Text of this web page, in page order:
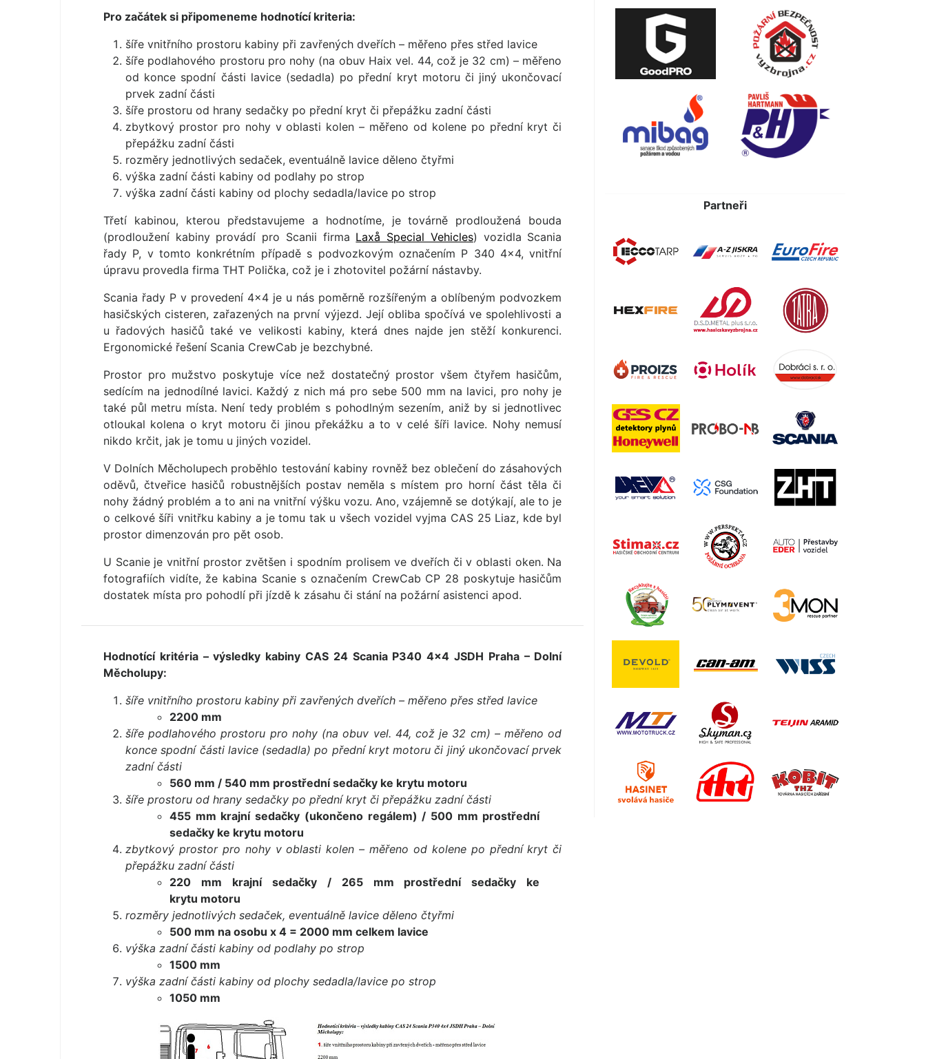
Pro začátek si připomeneme hodnotící kriteria:
šíře vnitřního prostoru kabiny při zavřených dveřích – měřeno přes střed lavice
šíře podlahového prostoru pro nohy (na obuv Haix vel. 44, což je 32 cm) – měřeno
od konce spodní části lavice (sedadla) po přední kryt motoru či jiný ukončovací
prvek zadní části
šíře prostoru od hrany sedačky po přední kryt či přepážku zadní části
zbytkový prostor pro nohy v oblasti kolen – měřeno od kolene po přední kryt či
přepážku zadní části
rozměry jednotlivých sedaček, eventuálně lavice děleno čtyřmi
výška zadní části kabiny od podlahy po strop
výška zadní části kabiny od plochy sedadla/lavice po strop
Třetí kabinou, kterou představujeme a hodnotíme, je továrně prodloužená bouda
(prodloužení kabiny provádí pro Scanii firma Laxå Special Vehicles) vozidla Scania
řady P, v tomto konkrétním případě s podvozkovým označením P 340 4×4, vnitřní
úpravu provedla firma THT Polička, což je i zhotovitel požární nástavby.
Scania řady P v provedení 4×4 je u nás poměrně rozšířeným a oblíbeným podvozkem
hasičských cisteren, zařazených na první výjezd. Její obliba spočívá ve spolehlivosti a
u řadových hasičů také ve velikosti kabiny, která dnes najde jen stěží konkurenci.
Ergonomické řešení Scania CrewCab je bezchybné.
Prostor pro mužstvo poskytuje více než dostatečný prostor všem čtyřem hasičům,
sedícím na jednodílné lavici. Každý z nich má pro sebe 500 mm na lavici, pro nohy je
také půl metru místa. Není tedy problém s pohodlným sezením, aniž by si jednotlivec
otloukal kolena o kryt motoru či jinou překážku a to v celé šíři lavice. Nohy nemusí
nikdo krčit, jak je tomu u jiných vozidel.
V Dolních Měcholupech proběhlo testování kabiny rovněž bez oblečení do zásahových
oděvů, čtveřice hasičů robustnějších postav neměla s místem pro horní část těla či
nohy žádný problém a to ani na vnitřní výšku vozu. Ano, vzájemně se dotýkají, ale to je
o celkové šíři vnitřku kabiny a je tomu tak u všech vozidel vyjma CAS 25 Liaz, kde byl
prostor dimenzován pro pět osob.
U Scanie je vnitřní prostor zvětšen i spodním prolisem ve dveřích či v oblasti oken. Na
fotografiích vidíte, že kabina Scanie s označením CrewCab CP 28 poskytuje hasičům
dostatek místa pro pohodlí při jízdě k zásahu či stání na požární asistenci apod.
Hodnotící kritéria – výsledky kabiny CAS 24 Scania P340 4×4 JSDH Praha – Dolní
Měcholupy:
šíře vnitřního prostoru kabiny při zavřených dveřích – měřeno přes střed lavice
2200 mm
šíře podlahového prostoru pro nohy (na obuv vel. 44, což je 32 cm) – měřeno od
konce spodní části lavice (sedadla) po přední kryt motoru či jiný ukončovací prvek
zadní části
560 mm / 540 mm prostřední sedačky ke krytu motoru
šíře prostoru od hrany sedačky po přední kryt či přepážku zadní části
455 mm krajní sedačky (ukončeno regálem) / 500 mm prostřední
sedačky ke krytu motoru
zbytkový prostor pro nohy v oblasti kolen – měřeno od kolene po přední kryt či
přepážku zadní části
220 mm krajní sedačky / 265 mm prostřední sedačky ke
krytu motoru
rozměry jednotlivých sedaček, eventuálně lavice děleno čtyřmi
500 mm na osobu x 4 = 2000 mm celkem lavice
výška zadní části kabiny od podlahy po strop
1500 mm
výška zadní části kabiny od plochy sedadla/lavice po strop
1050 mm
Partneři